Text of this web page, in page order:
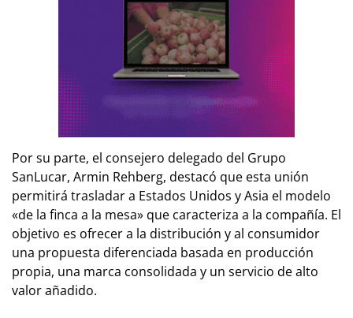
Por su parte, el consejero delegado del Grupo
SanLucar, Armin Rehberg, destacó que esta unión
permitirá trasladar a Estados Unidos y Asia el modelo
«de la finca a la mesa» que caracteriza a la compañía. El
objetivo es ofrecer a la distribución y al consumidor
una propuesta diferenciada basada en producción
propia, una marca consolidada y un servicio de alto
valor añadido.